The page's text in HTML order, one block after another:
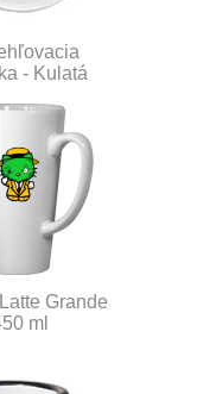
- Kulatá
Grande
ml